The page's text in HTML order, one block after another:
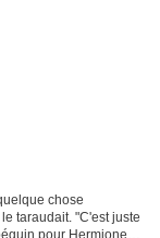
chose
taraudait. "C'est juste
pour Hermione ?"